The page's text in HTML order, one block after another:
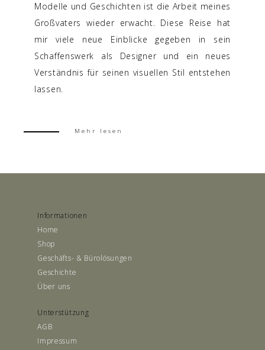
Modelle und Geschichten ist die Arbeit meines
Großvaters wieder erwacht. Diese Reise hat
mir viele neue Einblicke gegeben in sein
Schaffenswerk als Designer und ein neues
Verständnis für seinen visuellen Stil entstehen
lassen.
Mehr lesen
Informationen
Home
Shop
Geschäfts- & Bürolösungen
Geschichte
Über uns
Unterstützung
AGB
Impressum